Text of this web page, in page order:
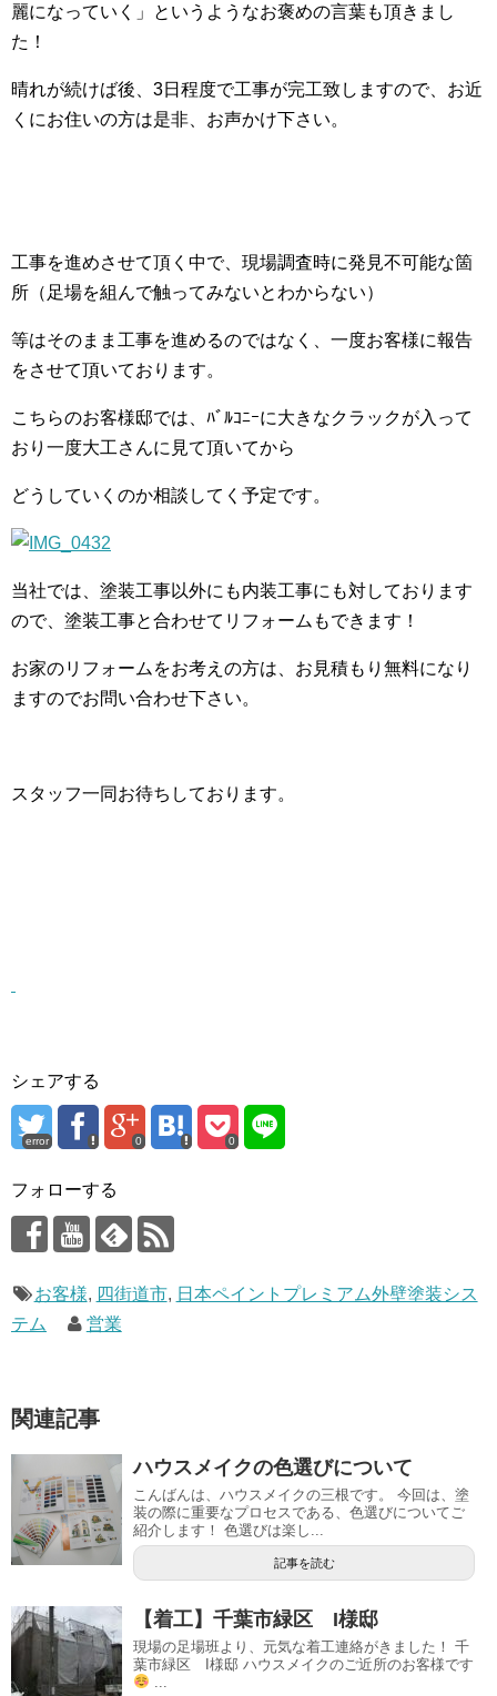
麗になっていく」というようなお褒めの言葉も頂きまし
た！
晴れが続けば後、3日程度で工事が完工致しますので、お近
くにお住いの方は是非、お声かけ下さい。
工事を進めさせて頂く中で、現場調査時に発見不可能な箇
所（足場を組んで触ってみないとわからない）
等はそのまま工事を進めるのではなく、一度お客様に報告
をさせて頂いております。
こちらのお客様邸では、ﾊﾞﾙｺﾆｰに大きなクラックが入って
おり一度大工さんに見て頂いてから
どうしていくのか相談してく予定です。
当社では、塗装工事以外にも内装工事にも対しております
ので、塗装工事と合わせてリフォームもできます！
お家のリフォームをお考えの方は、お見積もり無料になり
ますのでお問い合わせ下さい。
スタッフ一同お待ちしております。
シェアする
error 0 0
フォローする
お客様, 四街道市, 日本ペイントプレミアム外壁塗装シス
テム
営業
関連記事
ハウスメイクの色選びについて
こんばんは、ハウスメイクの三根です。 今回は、塗
装の際に重要なプロセスである、色選びについてご
紹介します！ 色選びは楽し...
記事を読む
【着工】千葉市緑区 I様邸
現場の足場班より、元気な着工連絡がきました！ 千
葉市緑区 I様邸 ハウスメイクのご近所のお客様です